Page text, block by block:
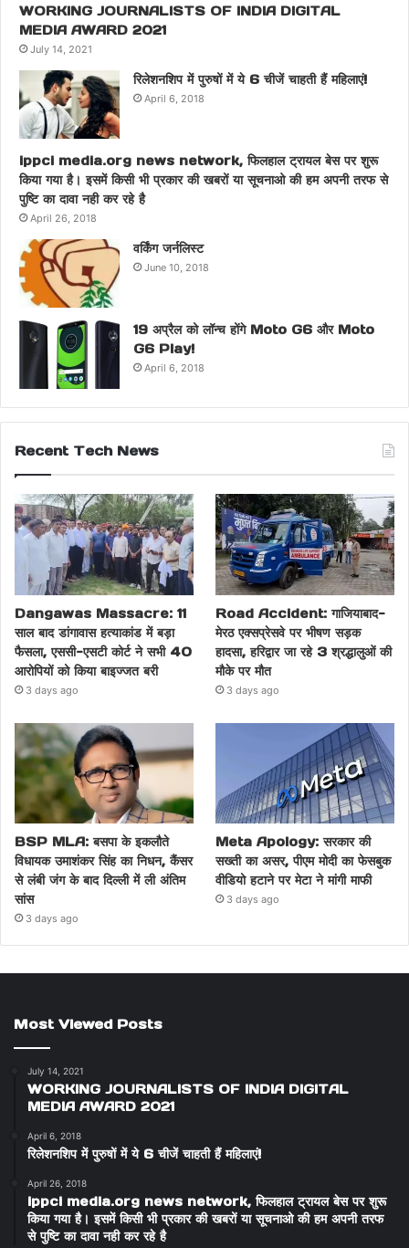
WORKING JOURNALISTS OF INDIA DIGITAL
MEDIA AWARD 2021
July 14, 2021
रिलेशनशिप में पुरुषों में ये 6 चीजें चाहती हैं महिलाएं!
April 6, 2018
ippci media.org news network, फिलहाल ट्रायल बेस पर शुरू
किया गया है। इसमें किसी भी प्रकार की खबरों या सूचनाओ की हम अपनी तरफ से
पुष्टि का दावा नही कर रहे है
April 26, 2018
वर्किंग जर्नलिस्ट
June 10, 2018
19 अप्रैल को लॉन्च होंगे Moto G6 और Moto
G6 Play!
April 6, 2018
Recent Tech News
Dangawas Massacre: 11
साल बाद डांगावास हत्याकांड में बड़ा
फैसला, एससी-एसटी कोर्ट ने सभी 40
आरोपियों को किया बाइज्जत बरी
3 days ago
Road Accident: गाजियाबाद-
मेरठ एक्सप्रेसवे पर भीषण सड़क
हादसा, हरिद्वार जा रहे 3 श्रद्धालुओं की
मौके पर मौत
3 days ago
BSP MLA: बसपा के इकलौते
विधायक उमाशंकर सिंह का निधन, कैंसर
से लंबी जंग के बाद दिल्ली में ली अंतिम
सांस
3 days ago
Meta Apology: सरकार की
सख्ती का असर, पीएम मोदी का फेसबुक
वीडियो हटाने पर मेटा ने मांगी माफी
3 days ago
Most Viewed Posts
July 14, 2021
WORKING JOURNALISTS OF INDIA DIGITAL
MEDIA AWARD 2021
April 6, 2018
रिलेशनशिप में पुरुषों में ये 6 चीजें चाहती हैं महिलाएं!
April 26, 2018
ippci media.org news network, फिलहाल ट्रायल बेस पर शुरू
किया गया है। इसमें किसी भी प्रकार की खबरों या सूचनाओ की हम अपनी तरफ
से पुष्टि का दावा नही कर रहे है